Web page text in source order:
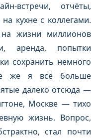
встречи, отчёты,
кухне с коллегами.
жизни миллионов
аренда, попытки
сохранить немного
же я всё больше
далеко отсюда —
Москве — тихо
жизнь. Вопрос,
стал почти